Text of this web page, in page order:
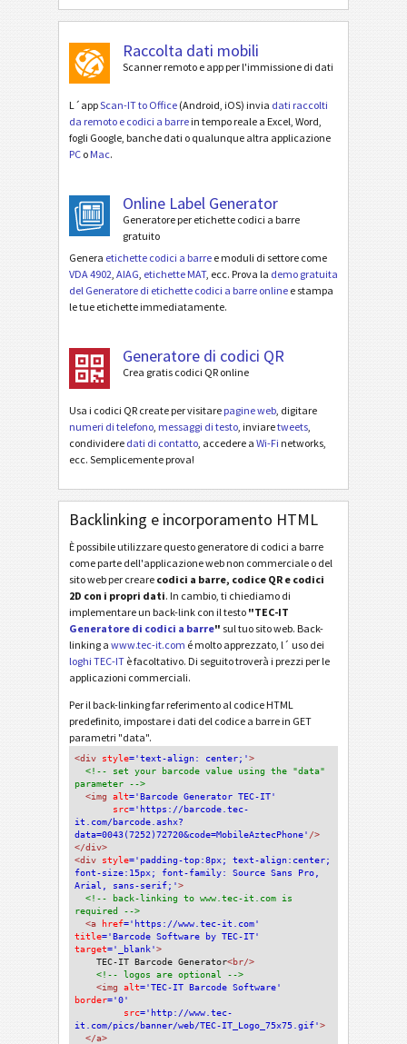
Raccolta dati mobili
Scanner remoto e app per l'immissione di dati
L´appScan-IT to Office (Android, iOS) invia dati raccolti
da remoto e codici a barre in tempo reale a Excel, Word,
fogli Google, banche dati o qualunque altra applicazione
PC o Mac.
Online Label Generator
Generatore per etichette codici a barre
gratuito
Genera etichette codici a barre e moduli di settore come
VDA 4902 AIAG etichette MAT, ecc. Prova la demo gratuita
del Generatore di etichette codici a barre online e stampa
le tue etichette immediatamente.
Generatore di codici QR
Crea gratis codici QR online
Usa i codici QR create per visitare pagine web , digitare
numeri di telefono messaggi di testo , inviaretweets
condividere dati di contatto , accedere a Wi-Fi networks,
ecc. Semplicemente prova!
Backlinking e incorporamento HTML
È possibile utilizzare questo generatore di codici a barre
come parte dell'applicazione web non commerciale o del
sito web per creare codici a barre, codice QR e codici
2D con i propri dati. In cambio, ti chiediamo di
implementare un back-link con il testo "TEC-IT
Generatore di codici a barre" sul tuo sito web. Back-
linking a www.tec-it.com é molto apprezzato, l´ uso dei
loghi TEC-IT è facoltativo. Di seguito troverà i prezzi per le
applicazioni commerciali.
Per il back-linking far referimento al codice HTML
predefinito, impostare i dati del codice a barre in GET
parametri "data".
<div style='text-align: center;'>
<!-- set your barcode value using the "data"
parameter -->
<img alt='Barcode Generator TEC-IT'
src='https://barcode.tec-
it.com/barcode.ashx?
data=0043(7252)72720&code=MobileAztecPhone' />
</div>
<div style='padding-top:8px; text-align:center;
font-size:15px; font-family: Source Sans Pro,
Arial, sans-serif;'>
<!-- back-linking to www.tec-it.com is
required -->
<a href='https://www.tec-it.com'
title='Barcode Software by TEC-IT'
target='_blank'>
TEC-IT Barcode Generator<br/>
<!-- logos are optional -->
<img alt='TEC-IT Barcode Software'
border='0'
src='http://www.tec-
it.com/pics/banner/web/TEC-IT_Logo_75x75.gif'>
</a>